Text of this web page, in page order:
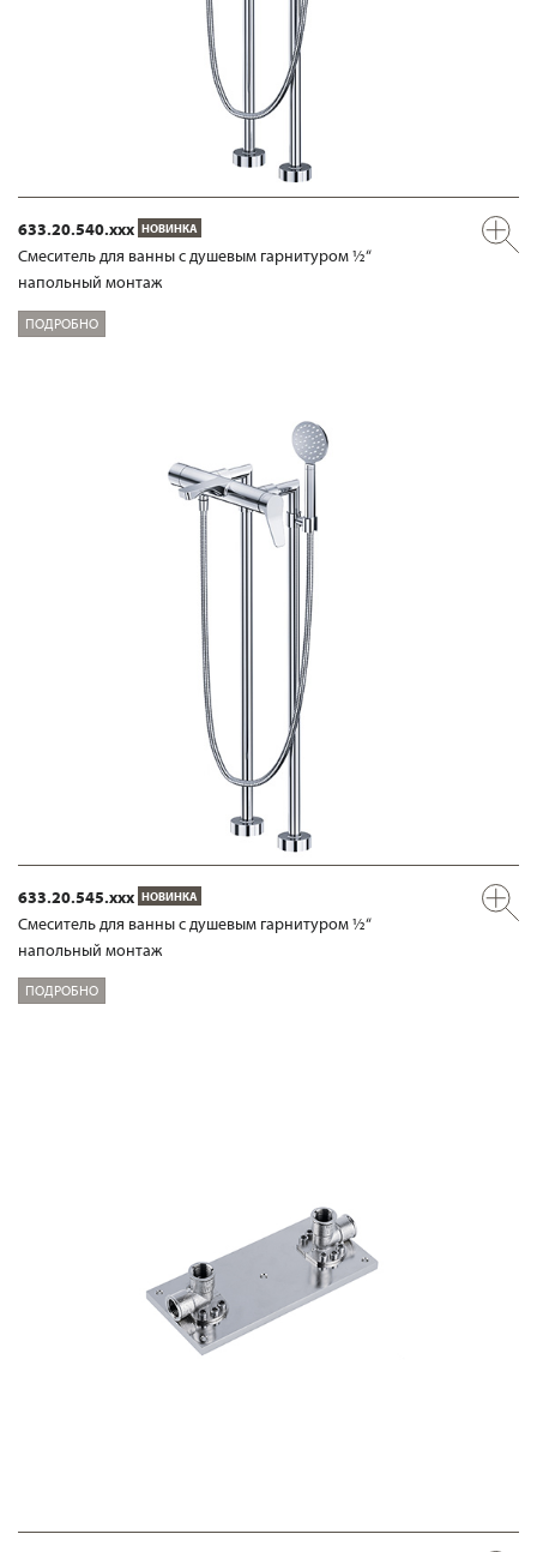
633.20.540.xxx НОВИНКА
Смеситель для ванны с душевым гарнитуром ½“
напольный монтаж
ПОДРОБНО
633.20.545.xxx НОВИНКА
Смеситель для ванны с душевым гарнитуром ½“
напольный монтаж
ПОДРОБНО